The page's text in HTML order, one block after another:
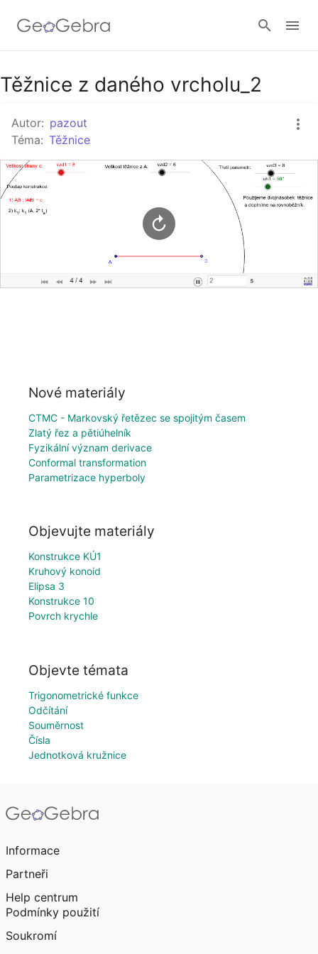
Google Classroom
GeoGebra Třída
Těžnice z daného vrcholu_2
Autor: pazout
Téma: Těžnice
Nové materiály
CTMC - Markovský řetězec se spojitým časem
Zlatý řez a pětiúhelník
Fyzikální význam derivace
Conformal transformation
Parametrizace hyperboly
Objevujte materiály
Konstrukce KÚ1
Kruhový konoid
Elipsa 3
Konstrukce 10
Povrch krychle
Objevte témata
Trigonometrické funkce
Odčítání
Souměrnost
Čísla
Jednotková kružnice
Informace
Partneři
Help centrum
Podmínky použití
Soukromí